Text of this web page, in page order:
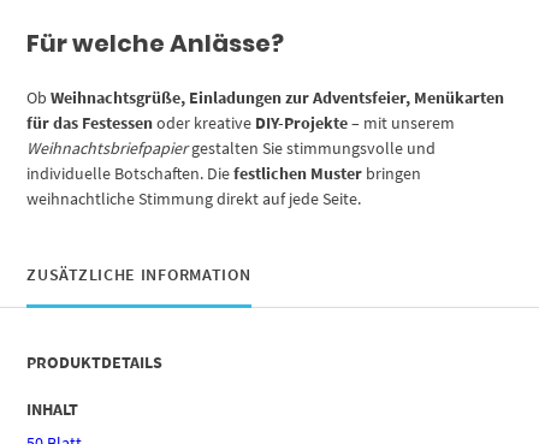
Für welche Anlässe?
ObWeihnachtsgrüße, Einladungen zur Adventsfeier, Menükarten
für das Festessenoder kreative DIY-Projekte– mit unserem
Weihnachtsbriefpapiergestalten Sie stimmungsvolle und
individuelle Botschaften. Diefestlichen Muster bringen
weihnachtliche Stimmung direkt auf jede Seite.
ZUSÄTZLICHE INFORMATION
PRODUKTDETAILS
INHALT